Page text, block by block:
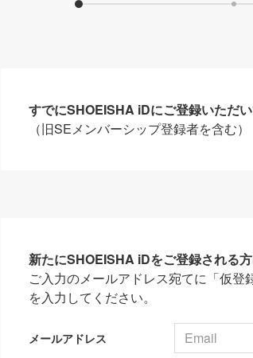
すでにSHOEISHA iDにご登録いただ
（旧SEメンバーシップ登録者を含む）
新たにSHOEISHA iDをご登録される
ご入力のメールアドレス宛てに「仮
を入力してください。
メールアドレス